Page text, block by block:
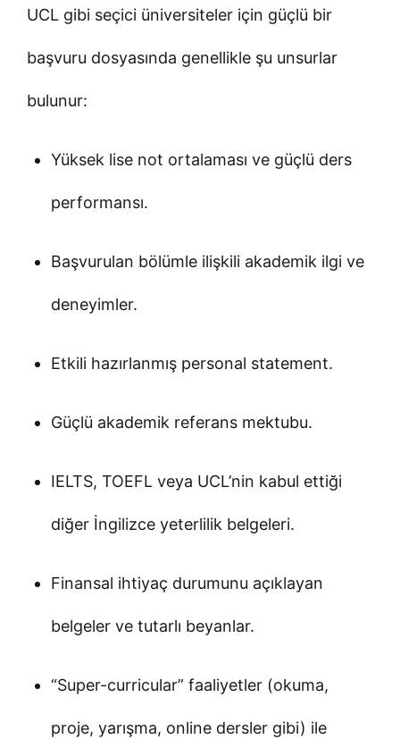
UCL gibi seçici üniversiteler için güçlü bir
başvuru dosyasında genellikle şu unsurlar
bulunur:
Yüksek lise not ortalaması ve güçlü ders
performansı.
Başvurulan bölümle ilişkili akademik ilgi ve
deneyimler.
Etkili hazırlanmış personal statement.
Güçlü akademik referans mektubu.
IELTS, TOEFL veya UCL’nin kabul ettiği
diğer İngilizce yeterlilik belgeleri.
Finansal ihtiyaç durumunu açıklayan
belgeler ve tutarlı beyanlar.
“Super-curricular” faaliyetler (okuma,
proje, yarışma, online dersler gibi) ile